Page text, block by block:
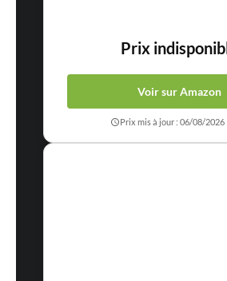
Prix
Voir sur Amazon
Prix mis à jour : 06/08/2026